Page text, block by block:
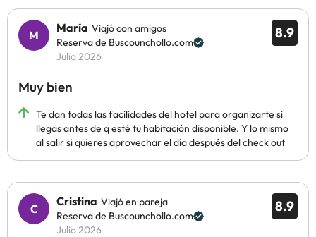
8.9
María Viajó con amigos
Reserva de Buscounchollo.com
Julio 2026
Muy bien
Te dan todas las facilidades del hotel para organizarte si
llegas antes de q esté tu habitación disponible. Y lo mismo
al salir si quieres aprovechar el día después del check out
8.9
Cristina Viajó en pareja
Reserva de Buscounchollo.com
Julio 2026